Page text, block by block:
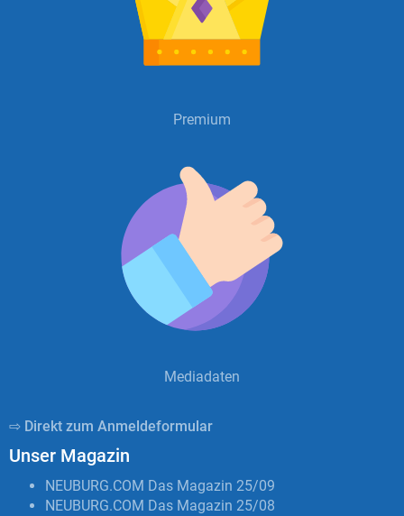
Premium
Mediadaten
⇨ Direkt zum Anmeldeformular
Unser Magazin
NEUBURG.COM Das Magazin 25/09
NEUBURG.COM Das Magazin 25/08